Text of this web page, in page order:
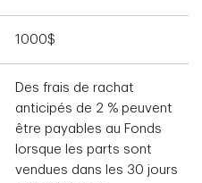
1000$
Des frais de rachat
anticipés de 2 % peuvent
être payables au Fonds
lorsque les parts sont
vendues dans les 30 jours